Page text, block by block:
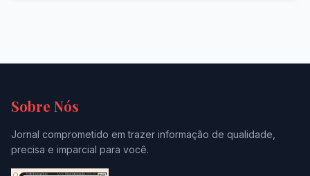
Sobre Nós
Jornal comprometido em trazer informação de qualidade,
precisa e imparcial para você.